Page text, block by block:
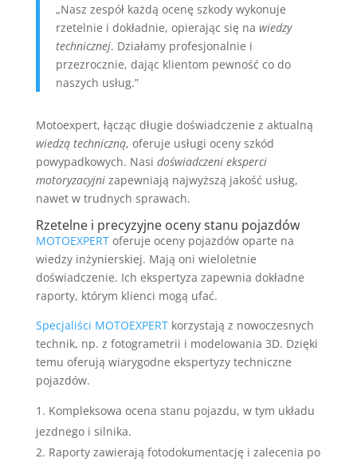
„Nasz zespół każdą ocenę szkody wykonuje
rzetelnie i dokładnie, opierając się na wiedzy
technicznej. Działamy profesjonalnie i
przezrocznie, dając klientom pewność co do
naszych usług.”
Motoexpert, łącząc długie doświadczenie z aktualną
wiedzą techniczną, oferuje usługi oceny szkód
powypadkowych. Nasi doświadczeni eksperci
motoryzacyjnizapewniają najwyższą jakość usług,
nawet w trudnych sprawach.
Rzetelne i precyzyjne oceny stanu pojazdów
MOTOEXPERToferuje oceny pojazdów oparte na
wiedzy inżynierskiej. Mają oni wieloletnie
doświadczenie. Ich ekspertyza zapewnia dokładne
raporty, którym klienci mogą ufać.
Specjaliści MOTOEXPERTkorzystają z nowoczesnych
technik, np. z fotogrametrii i modelowania 3D. Dzięki
temu oferują wiarygodne ekspertyzy techniczne
pojazdów.
Kompleksowa ocena stanu pojazdu, w tym układu
jezdnego i silnika.
Raporty zawierają fotodokumentację i zalecenia po